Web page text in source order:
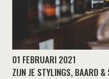
01 FEBRUARI 2021
ZIJN JE STYLINGS, BAARD